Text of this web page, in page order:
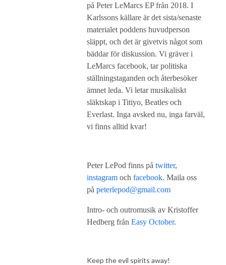
på Peter LeMarcs EP från 2018. I
Karlssons källare är det sista/senaste
materialet poddens huvudperson
släppt, och det är givetvis något som
bäddar för diskussion. Vi gräver i
LeMarcs facebook, tar politiska
ställningstaganden och återbesöker
ämnet leda. Vi letar musikaliskt
släktskap i Titiyo, Beatles och
Everlast. Inga avsked nu, inga farväl,
vi finns alltid kvar!
Peter LePod finns på twitter,
instagram och facebook. Maila oss
på peterlepod@gmail.com
Intro- och outromusik av Kristoffer
Hedberg från Easy October.
Keep the evil spirits away!